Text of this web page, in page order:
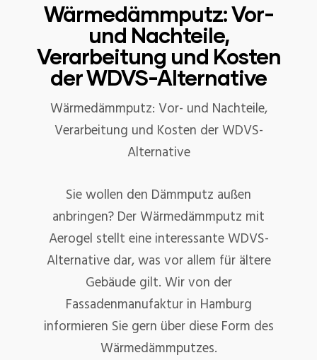
Wärmedämmputz: Vor-
und Nachteile,
Verarbeitung und Kosten
der WDVS-Alternative
Wärmedämmputz: Vor- und Nachteile,
Verarbeitung und Kosten der WDVS-
Alternative
Sie wollen den Dämmputz außen
anbringen? Der Wärmedämmputz mit
Aerogel stellt eine interessante WDVS-
Alternative dar, was vor allem für ältere
Gebäude gilt. Wir von der
Fassadenmanufaktur in Hamburg
informieren Sie gern über diese Form des
Wärmedämmputzes.